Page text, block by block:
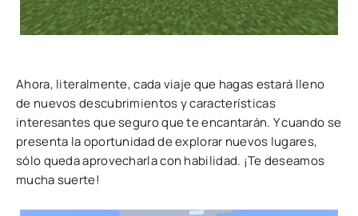
Ahora, literalmente, cada viaje que hagas estará lleno
de nuevos descubrimientos y características
interesantes que seguro que te encantarán. Y cuando se
presenta la oportunidad de explorar nuevos lugares,
sólo queda aprovecharla con habilidad. ¡Te deseamos
mucha suerte!